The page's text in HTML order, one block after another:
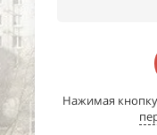
Нажимая